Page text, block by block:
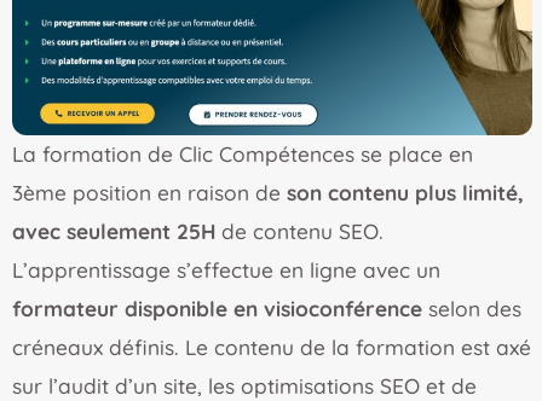
La formation de Clic Compétences se place en
3ème position en raison de son contenu plus limité,
avec seulement 25H de contenu SEO.
L’apprentissage s’effectue en ligne avec un
formateur disponible en visioconférence selon des
créneaux définis. Le contenu de la formation est axé
sur l’audit d’un site, les optimisations SEO et de